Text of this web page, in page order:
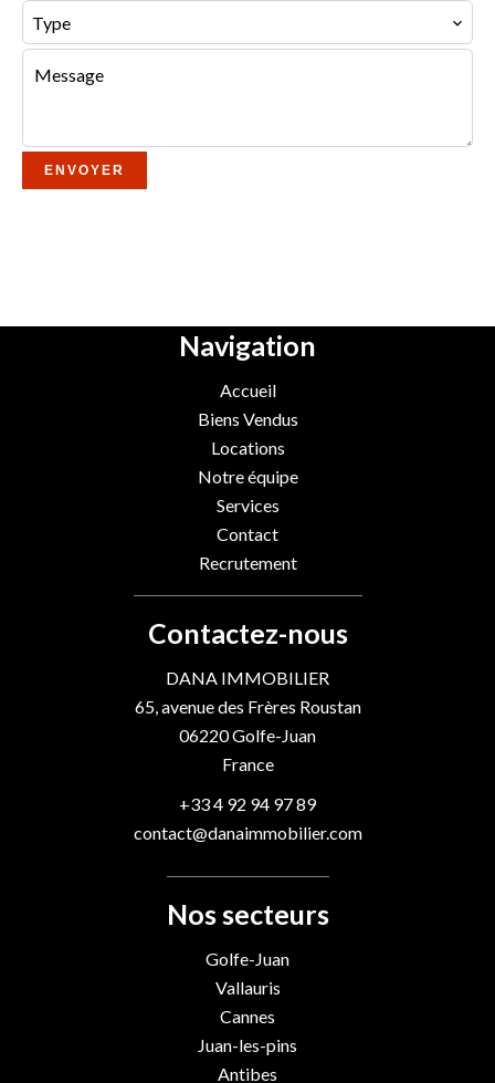
Type
ENVOYER
Navigation
Accueil
Biens Vendus
Locations
Notre équipe
Services
Contact
Recrutement
Contactez-nous
DANA IMMOBILIER
65, avenue des Frères Roustan
06220Golfe-Juan
France
+33 4 92 94 97 89
contact@danaimmobilier.com
Nos secteurs
Golfe-Juan
Vallauris
Cannes
Juan-les-pins
Antibes